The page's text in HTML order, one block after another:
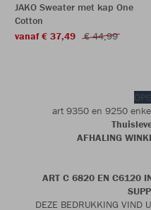
JAKO Sweater met kap One
Cotton
vanaf € 37,49
€ 44,99
art 9350 en 9250
AFHALING
ART C 6820 EN C6120
DEZE BEDRUKKING VIND